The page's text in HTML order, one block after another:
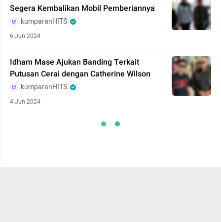
Segera Kembalikan Mobil Pemberiannya
kumparanHITS
6 Jun 2024
Idham Mase Ajukan Banding Terkait
Putusan Cerai dengan Catherine Wilson
kumparanHITS
4 Jun 2024